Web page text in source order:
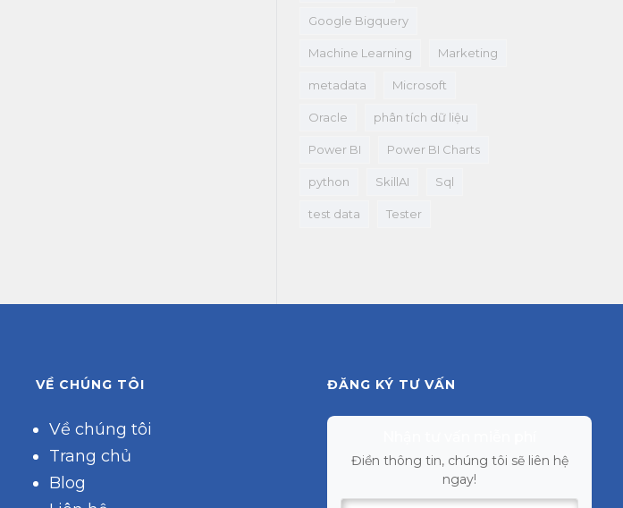
Google Bigquery
Machine Learning Marketing
metadata Microsoft
Oracle phân tích dữ liệu
Power BI Power BI Charts
python SkillAI Sql
test data Tester
VỀ CHÚNG TÔI
Về chúng tôi
Trang chủ
Blog
ĐĂNG KÝ TƯ VẤN
Điền thông tin, chúng tôi sẽ liên hệ
ngay!